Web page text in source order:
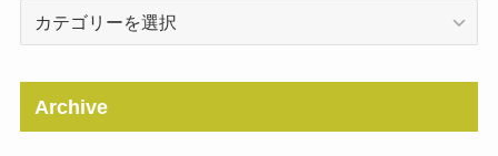
Categories
Archive